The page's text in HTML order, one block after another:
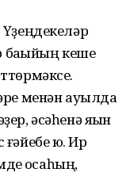
баҡыйың кеше
менəн ауылда
əсəһенə яҡын
юҡ. Ир
ҡосаһың,